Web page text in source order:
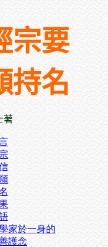
宗要
名
著
家於一身的
護念